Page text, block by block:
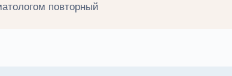
повторный